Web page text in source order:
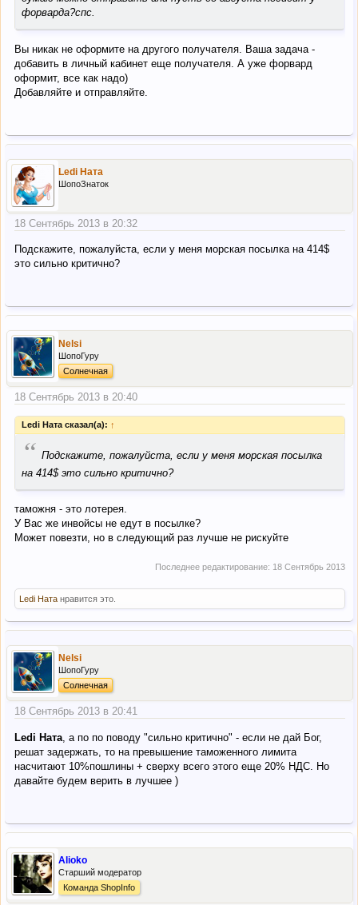
форварда?спс.
Вы никак не оформите на другого получателя. Ваша задача -
добавить в личный кабинет еще получателя. А уже форвард
оформит, все как надо)
Добавляйте и отправляйте.
Ledi Ната
ШопоЗнаток
18 Сентябрь 2013 в 20:32
Подскажите, пожалуйста, если у меня морская посылка на 414$
это сильно критично?
Nelsi
ШопоГуру
Солнечная
18 Сентябрь 2013 в 20:40
Ledi Ната сказал(а): ↑
“ Подскажите, пожалуйста, если у меня морская посылка
на 414$ это сильно критично?
таможня - это лотерея.
У Вас же инвойсы не едут в посылке?
Может повезти, но в следующий раз лучше не рискуйте
Последнее редактирование: 18 Сентябрь 2013
Ledi Ната нравится это.
Nelsi
ШопоГуру
Солнечная
18 Сентябрь 2013 в 20:41
Ledi Ната , а по по поводу "сильно критично" - если не дай Бог,
решат задержать, то на превышение таможенного лимита
насчитают 10%пошлины + сверху всего этого еще 20% НДС. Но
давайте будем верить в лучшее )
Alioko
Старший модератор
Команда ShopInfo